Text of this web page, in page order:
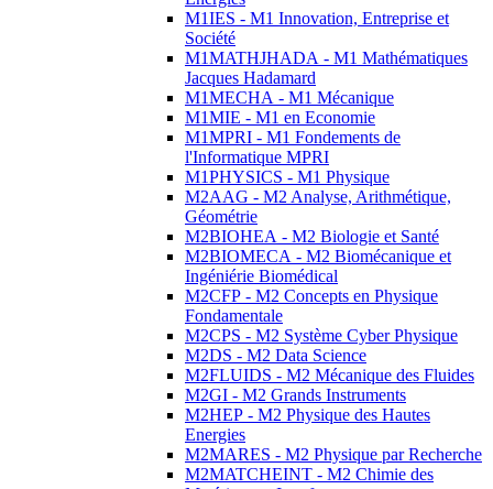
M1IES - M1 Innovation, Entreprise et
Société
M1MATHJHADA - M1 Mathématiques
Jacques Hadamard
M1MECHA - M1 Mécanique
M1MIE - M1 en Economie
M1MPRI - M1 Fondements de
l'Informatique MPRI
M1PHYSICS - M1 Physique
M2AAG - M2 Analyse, Arithmétique,
Géométrie
M2BIOHEA - M2 Biologie et Santé
M2BIOMECA - M2 Biomécanique et
Ingéniérie Biomédical
M2CFP - M2 Concepts en Physique
Fondamentale
M2CPS - M2 Système Cyber Physique
M2DS - M2 Data Science
M2FLUIDS - M2 Mécanique des Fluides
M2GI - M2 Grands Instruments
M2HEP - M2 Physique des Hautes
Energies
M2MARES - M2 Physique par Recherche
M2MATCHEINT - M2 Chimie des